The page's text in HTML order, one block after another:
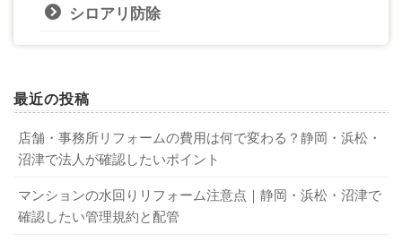
シロアリ防除
最近の投稿
店舗・事務所リフォームの費用は何で変わる？静岡・浜松・
沼津で法人が確認したいポイント
マンションの水回りリフォーム注意点｜静岡・浜松・沼津で
確認したい管理規約と配管